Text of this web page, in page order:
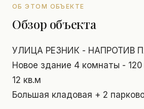
ОБ ЭТОМ ОБЪЕКТЕ
Обзор объекта
УЛИЦА РЕЗНИК - НАПРОТИВ
Новое здание 4 комнаты -
12 кв.м
Большая кладовая + 2